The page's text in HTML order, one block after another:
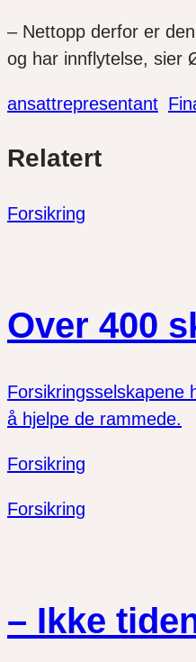
– Nettopp derfor er
og har innflytelse, sier
ansattrepresentant
link
på
på
Relatert
Forsikring
Over 400
Forsikringsselskapene
å hjelpe de rammede.
Forsikring
Forsikring
– Ikke